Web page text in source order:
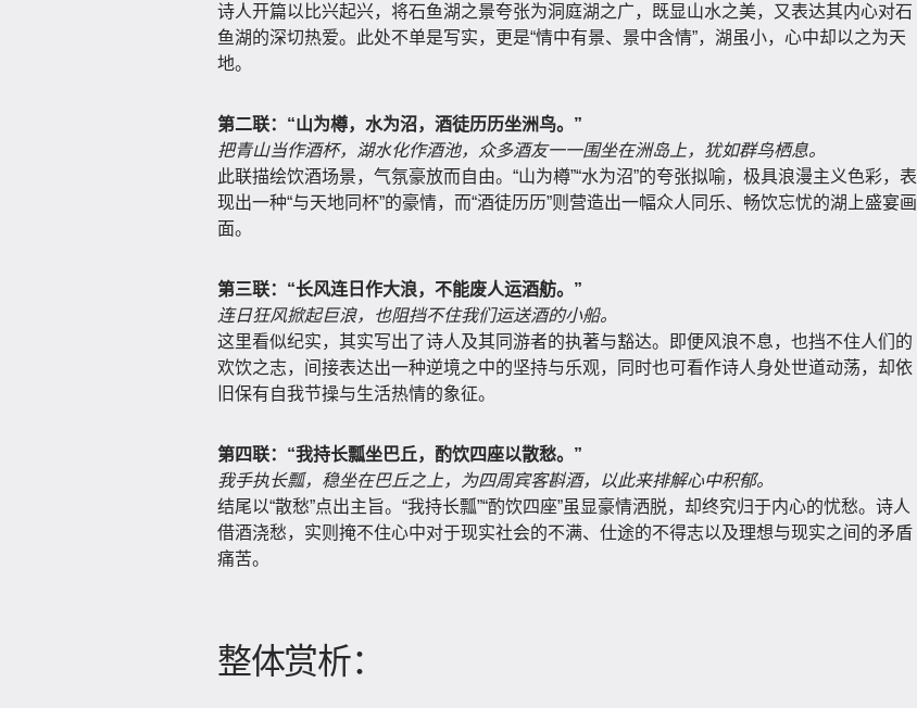
诗人开篇以比兴起兴，将石鱼湖之景夸张为洞庭湖之广，既显山水之美，又表达其内心对石
鱼湖的深切热爱。此处不单是写实，更是“情中有景、景中含情”，湖虽小，心中却以之为天
地。
第二联：“山为樽，水为沼，酒徒历历坐洲鸟。”
把青山当作酒杯，湖水化作酒池，众多酒友一一围坐在洲岛上，犹如群鸟栖息。
此联描绘饮酒场景，气氛豪放而自由。“山为樽”“水为沼”的夸张拟喻，极具浪漫主义色彩，表
现出一种“与天地同杯”的豪情，而“酒徒历历”则营造出一幅众人同乐、畅饮忘忧的湖上盛宴画
面。
第三联：“长风连日作大浪，不能废人运酒舫。”
连日狂风掀起巨浪，也阻挡不住我们运送酒的小船。
这里看似纪实，其实写出了诗人及其同游者的执著与豁达。即便风浪不息，也挡不住人们的
欢饮之志，间接表达出一种逆境之中的坚持与乐观，同时也可看作诗人身处世道动荡，却依
旧保有自我节操与生活热情的象征。
第四联：“我持长瓢坐巴丘，酌饮四座以散愁。”
我手执长瓢，稳坐在巴丘之上，为四周宾客斟酒，以此来排解心中积郁。
结尾以“散愁”点出主旨。“我持长瓢”“酌饮四座”虽显豪情洒脱，却终究归于内心的忧愁。诗人
借酒浇愁，实则掩不住心中对于现实社会的不满、仕途的不得志以及理想与现实之间的矛盾
痛苦。
整体赏析：